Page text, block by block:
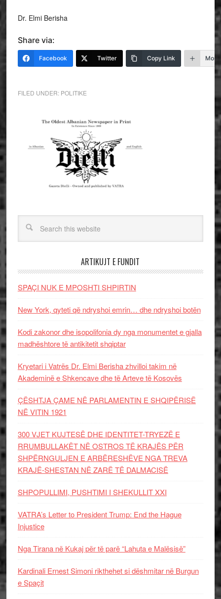
Dr. Elmi Berisha
Share via:
Facebook Twitter Copy Link More
FILED UNDER: POLITIKE
ARTIKUJT E FUNDIT
SPAÇI NUK E MPOSHTI SHPIRTIN
New York, qyteti që ndryshoi emrin… dhe ndryshoi botën
Kodi zakonor dhe isopolifonia dy nga monumentet e gjalla
madhështore të antikitetit shqiptar
Kryetari i Vatrës Dr. Elmi Berisha zhvilloi takim në
Akademinë e Shkencave dhe të Arteve të Kosovës
ÇËSHTJA ÇAME NË PARLAMENTIN E SHQIPËRISË
NË VITIN 1921
300 VJET KUJTESË DHE IDENTITET-TRYEZË E
RRUMBULLAKËT NË OSTROS TË KRAJËS PËR
SHPËRNGULJEN E ARBËRESHËVE NGA TREVA
KRAJË-SHESTAN NË ZARË TË DALMACISË
SHPOPULLIMI, PUSHTIMI I SHEKULLIT XXI
VATRA’s Letter to President Trump: End the Hague
Injustice
Nga Tirana në Kukaj për të parë “Lahuta e Malësisë”
Kardinali Ernest Simoni rikthehet si dëshmitar në Burgun
e Spaçit